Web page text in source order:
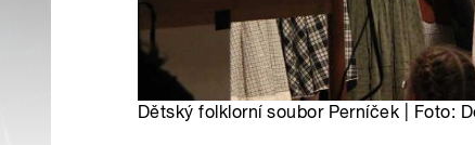
Dětský folklorní soubor Perníček | Foto: